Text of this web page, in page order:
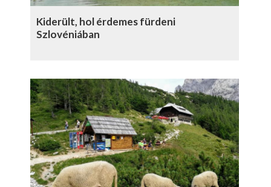
Kiderült, hol érdemes fürdeni
Szlovéniában